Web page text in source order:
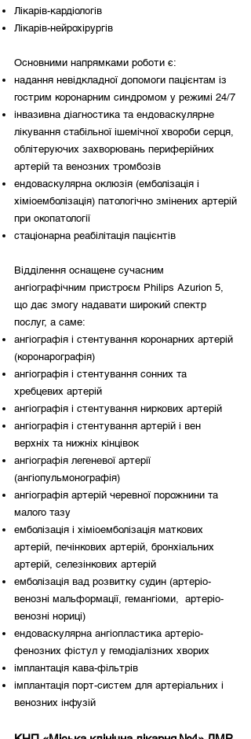
Лікарів-кардіологів
Лікарів-нейрохірургів
Основними напрямками роботи є:
надання невідкладної допомоги пацієнтам із
гострим коронарним синдромом у режимі 24/7
інвазивна діагностика та ендоваскулярне
лікування стабільної ішемічної хвороби серця,
облітеруючих захворювань периферійних
артерій та венозних тромбозів
ендоваскулярна оклюзія (емболізація і
хіміоемболізація) патологічно змінених артерій
при окопатології
стаціонарна реабілітація пацієнтів
Відділення оснащене сучасним
ангіографічним пристроєм Philips Azurion 5,
що дає змогу надавати широкий спектр
послуг, а саме:
ангіографія і стентування коронарних артерій
(коронарографія)
ангіографія і стентування сонних та
хребцевих артерій
ангіографія і стентування ниркових артерій
ангіографія і стентування артерій і вен
верхніх та нижніх кінцівок
ангіографія легеневої артерії
(ангіопульмонографія)
ангіографія артерій черевної порожнини та
малого тазу
емболізація і хіміоемболізація маткових
артерій, печінкових артерій, бронхіальних
артерій, селезінкових артерій
емболізація вад розвитку судин (артеріо-
венозні мальформації, гемангіоми, артеріо-
венозні нориці)
ендоваскулярна ангіопластика артеріо-
фенозних фістул у гемодіалізних хворих
імплантація кава-фільтрів
імплантація порт-систем для артеріальних і
венозних інфузій